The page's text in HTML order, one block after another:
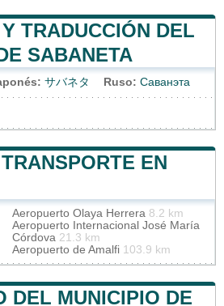
TRADUCCIÓN DEL
SABANETA
サバネタ Ruso: Саванэта
EN
Aeropuerto Olaya Herrera 8.2 km
Aeropuerto Internacional José María
Córdova 21.3 km
Aeropuerto de Amalfi 103.9 km
DEL MUNICIPIO DE